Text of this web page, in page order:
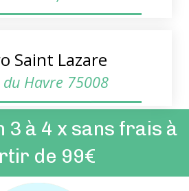
Saint Lazare
du Havre 75008
3 à 4 x sans frais à
de 99€